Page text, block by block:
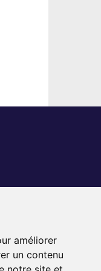
améliorer
un contenu